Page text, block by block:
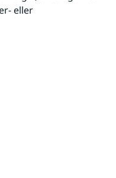
eller